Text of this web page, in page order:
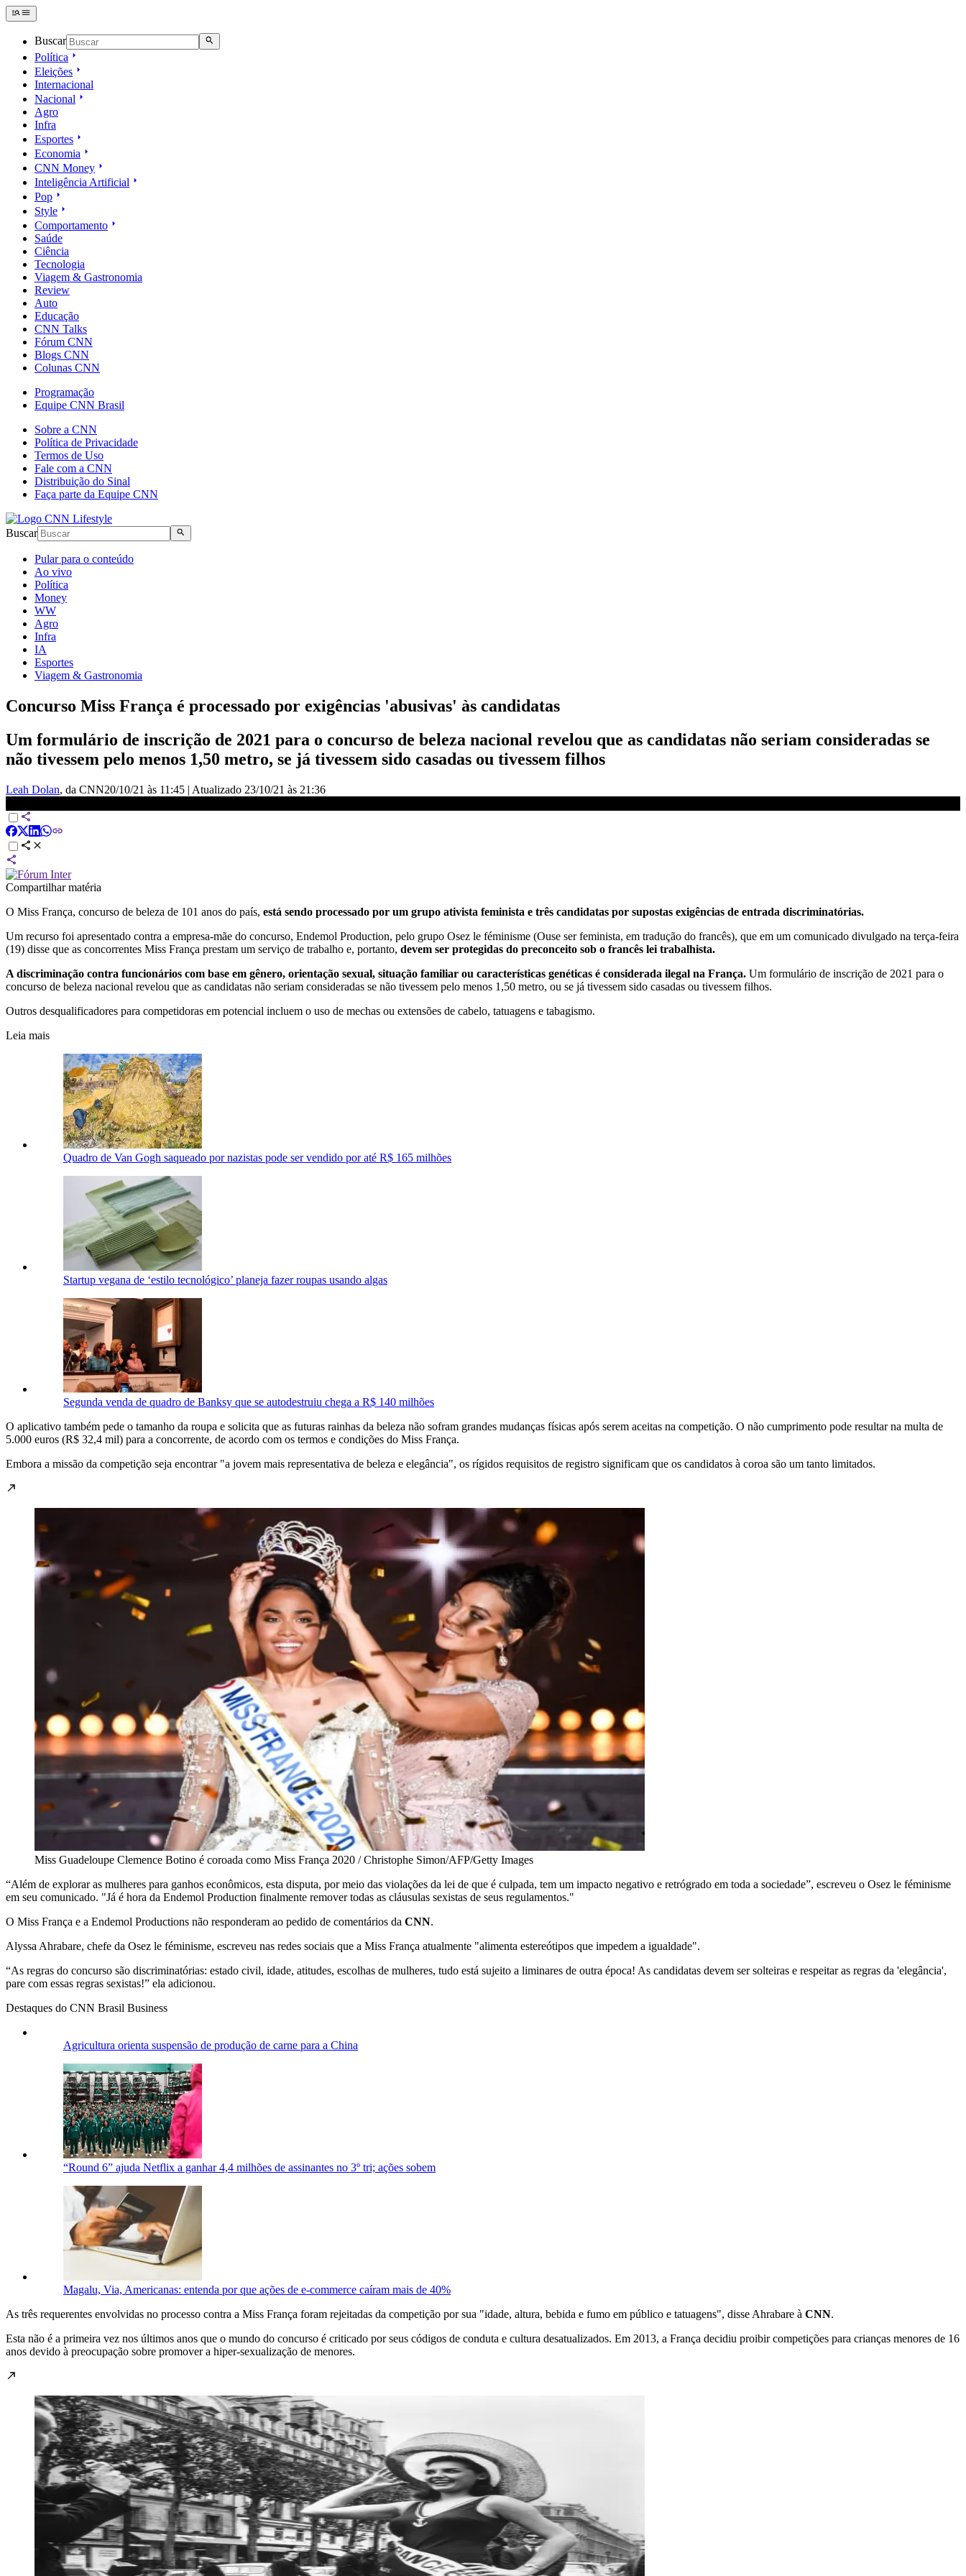
Buscar
Política
Eleições
Internacional
Nacional
Agro
Infra
Esportes
Economia
CNN Money
Inteligência Artificial
Pop
Style
Comportamento
Saúde
Ciência
Tecnologia
Viagem & Gastronomia
Review
Auto
Educação
CNN Talks
Fórum CNN
Blogs CNN
Colunas CNN
Programação
Equipe CNN Brasil
Sobre a CNN
Política de Privacidade
Termos de Uso
Fale com a CNN
Distribuição do Sinal
Faça parte da Equipe CNN
Buscar
Pular para o conteúdo
Ao vivo
Política
Money
WW
Agro
Infra
IA
Esportes
Viagem & Gastronomia
Concurso Miss França é processado por exigências 'abusivas' às candidatas
Um formulário de inscrição de 2021 para o concurso de beleza nacional revelou que as candidatas não seriam consideradas se
não tivessem pelo menos 1,50 metro, se já tivessem sido casadas ​​ou tivessem filhos
Leah Dolan, da CNN20/10/21 às 11:45 | Atualizado 23/10/21 às 21:36
Compartilhar matéria
O Miss França, concurso de beleza de 101 anos do país, está sendo processado por um grupo ativista feminista e três candidatas por supostas exigências de entrada discriminatórias.
Um recurso foi apresentado contra a empresa-mãe do concurso, Endemol Production, pelo grupo Osez le féminisme (Ouse ser feminista, em tradução do francês), que em um comunicado divulgado na terça-feira
(19) disse que as concorrentes Miss França prestam um serviço de trabalho e, portanto, devem ser protegidas do preconceito sob o francês lei trabalhista.
A discriminação contra funcionários com base em gênero, orientação sexual, situação familiar ou características genéticas é considerada ilegal na França. Um formulário de inscrição de 2021 para o
concurso de beleza nacional revelou que as candidatas não seriam consideradas se não tivessem pelo menos 1,50 metro, ou se já tivessem sido casadas ​​ou tivessem filhos.
Outros desqualificadores para competidoras em potencial incluem o uso de mechas ou extensões de cabelo, tatuagens e tabagismo.
Leia mais
Quadro de Van Gogh saqueado por nazistas pode ser vendido por até R$ 165 milhões
Startup vegana de ‘estilo tecnológico’ planeja fazer roupas usando algas
Segunda venda de quadro de Banksy que se autodestruiu chega a R$ 140 milhões
O aplicativo também pede o tamanho da roupa e solicita que as futuras rainhas da beleza não sofram grandes mudanças físicas após serem aceitas na competição. O não cumprimento pode resultar na multa de
5.000 euros (R$ 32,4 mil) para a concorrente, de acordo com os termos e condições do Miss França.
Embora a missão da competição seja encontrar "a jovem mais representativa de beleza e elegância", os rígidos requisitos de registro significam que os candidatos à coroa são um tanto limitados.
Miss Guadeloupe Clemence Botino é coroada como Miss França 2020 / Christophe Simon/AFP/Getty Images
“Além de explorar as mulheres para ganhos econômicos, esta disputa, por meio das violações da lei de que é culpada, tem um impacto negativo e retrógrado em toda a sociedade”, escreveu o Osez le féminisme
em seu comunicado. "Já é hora da Endemol Production finalmente remover todas as cláusulas sexistas de seus regulamentos."
O Miss França e a Endemol Productions não responderam ao pedido de comentários da CNN.
Alyssa Ahrabare, chefe da Osez le féminisme, escreveu nas redes sociais que a Miss França atualmente "alimenta estereótipos que impedem a igualdade".
“As regras do concurso são discriminatórias: estado civil, idade, atitudes, escolhas de mulheres, tudo está sujeito a liminares de outra época! As candidatas devem ser solteiras e respeitar as regras da 'elegância',
pare com essas regras sexistas!” ela adicionou.
Destaques do CNN Brasil Business
Agricultura orienta suspensão de produção de carne para a China
“Round 6” ajuda Netflix a ganhar 4,4 milhões de assinantes no 3º tri; ações sobem
Magalu, Via, Americanas: entenda por que ações de e-commerce caíram mais de 40%
As três requerentes envolvidas no processo contra a Miss França foram rejeitadas da competição por sua "idade, altura, bebida e fumo em público e tatuagens", disse Ahrabare à CNN.
Esta não é a primeira vez nos últimos anos que o mundo do concurso é criticado por seus códigos de conduta e cultura desatualizados. Em 2013, a França decidiu proibir competições para crianças menores de 16
anos devido à preocupação sobre promover a hiper-sexualização de menores.